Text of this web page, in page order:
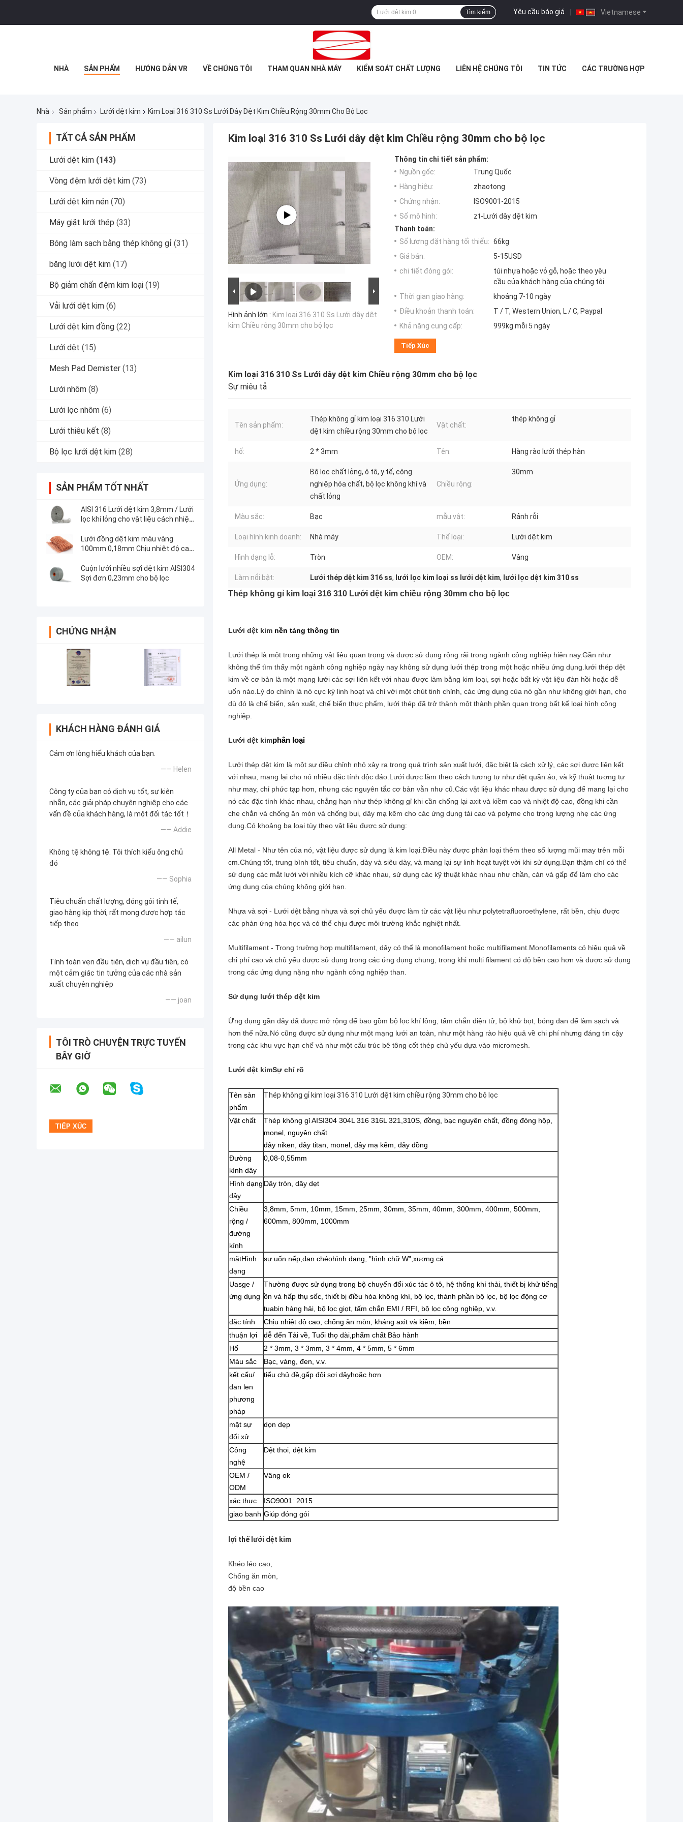
Vietnamese
Yêu cầu báo giá |
Tìm kiếm
NHÀ SẢN PHẨM HƯỚNG DẪN VR VỀ CHÚNG TÔI THAM QUAN NHÀ MÁY KIỂM SOÁT CHẤT LƯỢNG LIÊN HỆ CHÚNG TÔI TIN TỨC CÁC TRƯỜNG HỢP
Nhà Sản phẩm Lưới dệt kim Kim Loại 316 310 Ss Lưới Dây Dệt Kim Chiều Rộng 30mm Cho Bộ Lọc
TẤT CẢ SẢN PHẨM
Lưới dệt kim (143)
Vòng đệm lưới dệt kim (73)
Lưới dệt kim nén (70)
Máy giặt lưới thép (33)
Bóng làm sạch bằng thép không gỉ (31)
băng lưới dệt kim (17)
Bộ giảm chấn đệm kim loại (19)
Vải lưới dệt kim (6)
Lưới dệt kim đồng (22)
Lưới dệt (15)
Mesh Pad Demister (13)
Lưới nhôm (8)
Lưới lọc nhôm (6)
Lưới thiêu kết (8)
Bộ lọc lưới dệt kim (28)
SẢN PHẨM TỐT NHẤT
AISI 316 Lưới dệt kim 3,8mm / Lưới
lọc khí lỏng cho vật liệu cách nhiệt
Lưới đồng dệt kim màu vàng
100mm 0,18mm Chịu nhiệt độ cao
Cuộn lưới nhiều sợi dệt kim AISI304
Sợi đơn 0,23mm cho bộ lọc
CHỨNG NHẬN
KHÁCH HÀNG ĐÁNH GIÁ
Cám ơn lòng hiếu khách của bạn.
—— Helen
Công ty của bạn có dịch vụ tốt, sự kiên
nhẫn, các giải pháp chuyên nghiệp cho các
vấn đề của khách hàng, là một đối tác tốt！
—— Addie
Không tệ không tệ. Tôi thích kiểu ông chủ
đó
—— Sophia
Tiêu chuẩn chất lượng, đóng gói tinh tế,
giao hàng kịp thời, rất mong được hợp tác
tiếp theo
—— ailun
Tính toàn vẹn đầu tiên, dịch vụ đầu tiên, có
một cảm giác tin tưởng của các nhà sản
xuất chuyên nghiệp
—— joan
TÔI TRÒ CHUYỆN TRỰC TUYẾN
BÂY GIỜ
Kim loại 316 310 Ss Lưới dây dệt kim Chiều rộng 30mm cho bộ lọc
Hình ảnh lớn : Kim loại 316 310 Ss Lưới dây dệt
kim Chiều rộng 30mm cho bộ lọc
Thông tin chi tiết sản phẩm:
Nguồn gốc:
Trung Quốc
Hàng hiệu:
zhaotong
Chứng nhận:
ISO9001-2015
Số mô hình:
zt-Lưới dây dệt kim
Thanh toán:
Số lượng đặt hàng tối thiểu: 66kg
Giá bán:
5-15USD
chi tiết đóng gói:
túi nhựa hoặc vỏ gỗ, hoặc theo yêu
cầu của khách hàng của chúng tôi
Thời gian giao hàng:
khoảng 7-10 ngày
Điều khoản thanh toán:
T / T, Western Union, L / C, Paypal
Khả năng cung cấp:
999kg mỗi 5 ngày
Tiếp Xúc
Kim loại 316 310 Ss Lưới dây dệt kim Chiều rộng 30mm cho bộ lọc
Sự miêu tả
Tên sản phẩm:
Thép không gỉ kim loại 316 310 Lưới
dệt kim chiều rộng 30mm cho bộ lọc
Vật chất:
thép không gỉ
hố: 2 * 3mm Tên: Hàng rào lưới thép hàn
Ứng dụng:
Bộ lọc chất lỏng, ô tô, y tế, công
nghiệp hóa chất, bộ lọc không khí và
chất lỏng
Chiều rộng:
30mm
Màu sắc: Bạc mẫu vật: Rảnh rỗi
Loại hình kinh doanh: Nhà máy Thể loại: Lưới dệt kim
Hình dạng lỗ: Tròn OEM: Vâng
Làm nổi bật: Lưới thép dệt kim 316 ss, lưới lọc kim loại ss lưới dệt kim, lưới lọc dệt kim 310 ss
Thép không gỉ kim loại 316 310 Lưới dệt kim chiều rộng 30mm cho bộ lọc
Lưới dệt kim nền tảng thông tin
Lưới thép là một trong những vật liệu quan trọng và được sử dụng rộng rãi trong ngành công nghiệp hiện nay.Gần như
không thể tìm thấy một ngành công nghiệp ngày nay không sử dụng lưới thép trong một hoặc nhiều ứng dụng.lưới thép dệt
kim về cơ bản là một mạng lưới các sợi liên kết với nhau được làm bằng kim loại, sợi hoặc bất kỳ vật liệu đàn hồi hoặc dễ
uốn nào.Lý do chính là nó cực kỳ linh hoạt và chỉ với một chút tinh chỉnh, các ứng dụng của nó gần như không giới hạn, cho
dù đó là chế biến, sản xuất, chế biến thực phẩm, lưới thép đã trở thành một thành phần quan trọng bất kể loại hình công
nghiệp.
Lưới dệt kimphân loại
Lưới thép dệt kim là một sự điều chỉnh nhỏ xảy ra trong quá trình sản xuất lưới, đặc biệt là cách xử lý, các sợi được liên kết
với nhau, mang lại cho nó nhiều đặc tính độc đáo.Lưới được làm theo cách tương tự như dệt quần áo, và kỹ thuật tương tự
như may, chỉ phức tạp hơn, nhưng các nguyên tắc cơ bản vẫn như cũ.Các vật liệu khác nhau được sử dụng để mang lại cho
nó các đặc tính khác nhau, chẳng hạn như thép không gỉ khi cần chống lại axit và kiềm cao và nhiệt độ cao, đồng khi cần
che chắn và chống ăn mòn và chống bụi, dây mạ kẽm cho các ứng dụng tải cao và polyme cho trọng lượng nhẹ các ứng
dụng.Có khoảng ba loại tùy theo vật liệu được sử dụng:
All Metal - Như tên của nó, vật liệu được sử dụng là kim loại.Điều này được phân loại thêm theo số lượng mũi may trên mỗi
cm.Chúng tốt, trung bình tốt, tiêu chuẩn, dày và siêu dày, và mang lại sự linh hoạt tuyệt vời khi sử dụng.Bạn thậm chí có thể
sử dụng các mắt lưới với nhiều kích cỡ khác nhau, sử dụng các kỹ thuật khác nhau như chần, cán và gấp để làm cho các
ứng dụng của chúng không giới hạn.
Nhựa và sợi - Lưới dệt bằng nhựa và sợi chủ yếu được làm từ các vật liệu như polytetrafluoroethylene, rất bền, chịu được
các phản ứng hóa học và có thể chịu được môi trường khắc nghiệt nhất.
Multifilament - Trong trường hợp multifilament, dây có thể là monofilament hoặc multifilament.Monofilaments có hiệu quả về
chi phí cao và chủ yếu được sử dụng trong các ứng dụng chung, trong khi multi filament có độ bền cao hơn và được sử dụng
trong các ứng dụng nặng như ngành công nghiệp than.
Sử dụng lưới thép dệt kim
Ứng dụng gần đây đã được mở rộng để bao gồm bộ lọc khí lỏng, tấm chắn điện tử, bộ khử bọt, bóng đan để làm sạch và
hơn thế nữa.Nó cũng được sử dụng như một mạng lưới an toàn, như một hàng rào hiệu quả về chi phí nhưng đáng tin cậy
trong các khu vực hạn chế và như một cấu trúc bê tông cốt thép chủ yếu dựa vào micromesh.
Lưới dệt kimSự chỉ rõ
Tên sản
phẩm
Thép không gỉ kim loại 316 310 Lưới dệt kim chiều rộng 30mm cho bộ lọc
Vật chất
Thép không gỉ AISI304 304L 316 316L 321,310S, đồng, bạc nguyên chất, đồng đóng hộp,
monel, nguyên chất
dây niken, dây titan, monel, dây mạ kẽm, dây đồng
Đường
kính dây
0,08-0,55mm
Hình dạng
dây
Dây tròn, dây dẹt
Chiều
rộng /
đường
kính
3,8mm, 5mm, 10mm, 15mm, 25mm, 30mm, 35mm, 40mm, 300mm, 400mm, 500mm,
600mm, 800mm, 1000mm
mặtHình
dạng
sự uốn nếp,đan chéohình dạng, "hình chữ W",xương cá
Uasge /
ứng dụng
Thường được sử dụng trong bộ chuyển đổi xúc tác ô tô, hệ thống khí thải, thiết bị khử tiếng
ồn và hấp thụ sốc, thiết bị điều hòa không khí, bộ lọc, thành phần bộ lọc, bộ lọc động cơ
tuabin hàng hải, bộ lọc giọt, tấm chắn EMI / RFI, bộ lọc công nghiệp, v.v.
đặc tính
Chịu nhiệt độ cao, chống ăn mòn, kháng axit và kiềm, bền
thuận lợi
dễ đến Tải về, Tuổi thọ dài,phẩm chất Bảo hành
Hố
2 * 3mm, 3 * 3mm, 3 * 4mm, 4 * 5mm, 5 * 6mm
Màu sắc
Bạc, vàng, đen, v.v.
kết cấu/
đan len
phương
pháp
tiểu chủ đề,gấp đôi sợi dâyhoặc hơn
mặt sự
đối xử
dọn dẹp
Công
nghệ
Dệt thoi, dệt kim
OEM /
ODM
Vâng ok
xác thực
ISO9001: 2015
giao banh Giúp đóng gói
lợi thế lưới dệt kim
Khéo léo cao,
Chống ăn mòn,
độ bền cao